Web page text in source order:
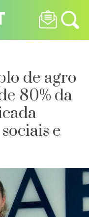
de agro
80% da
e